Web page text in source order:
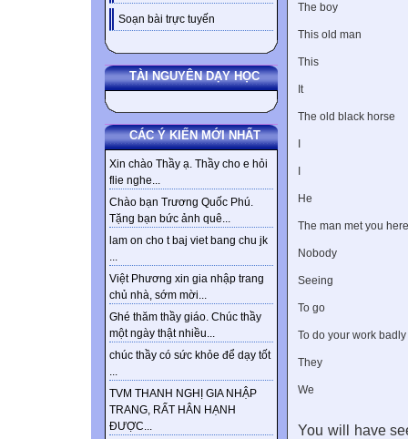
Soạn bài trực tuyến
TÀI NGUYÊN DẠY HỌC
CÁC Ý KIẾN MỚI NHẤT
Xin chào Thầy ạ. Thầy cho e hỏi
flie nghe...
Chào bạn Trương Quốc Phú.
Tặng bạn bức ảnh quê...
lam on cho t baj viet bang chu jk
...
Việt Phương xin gia nhập trang
chủ nhà, sớm mời...
Ghé thăm thầy giáo. Chúc thầy
một ngày thật nhiều...
chúc thầy có sức khỏe để dạy tốt
...
TVM THANH NGHỊ GIA NHẬP
TRANG, RẤT HÂN HẠNH
ĐƯỢC...
The boy
This old man
This
It
The old black horse
He
The man met you
Nobody
Seeing
To go
To do your work
They
We
You will have